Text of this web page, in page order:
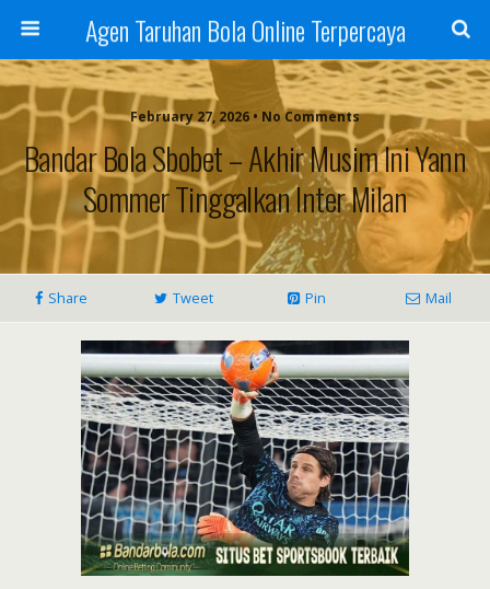
Agen Taruhan Bola Online Terpercaya
February 27, 2026 • No Comments
Bandar Bola Sbobet – Akhir Musim Ini Yann
Sommer Tinggalkan Inter Milan
Share Tweet Pin Mail